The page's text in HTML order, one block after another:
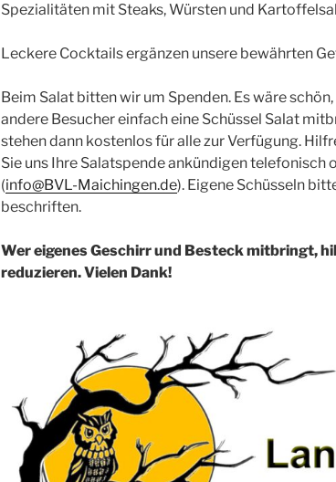
Spezialitäten mit Steaks, Würsten und
Leckere Cocktails ergänzen unsere bewährten
Beim Salat bitten wir um Spenden. Es wäre
andere Besucher einfach eine Schüssel Salat
stehen dann kostenlos für alle zur Verfügung.
Sie uns Ihre Salatspende ankündigen telefonisch
(info@BVL-Maichingen.de). Eigene Schüsseln
beschriften.
Wer eigenes Geschirr und Besteck mitbringt,
reduzieren. Vielen Dank!